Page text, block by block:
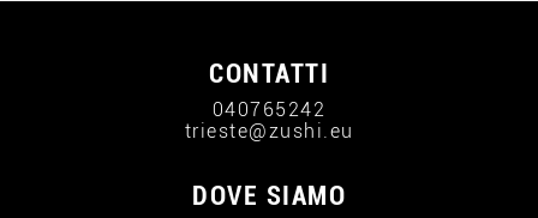
CONTATTI
040765242
trieste@zushi.eu
DOVE SIAMO